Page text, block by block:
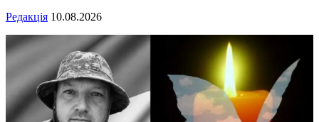
Редакція 10.08.2026